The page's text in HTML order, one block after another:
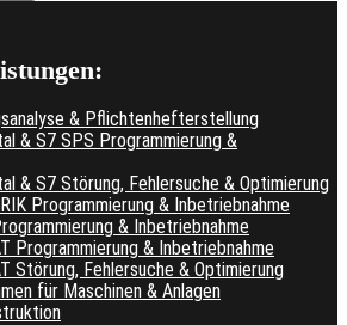
& Pflichtenhefterstellung
& S7 SPS Programmierung &
& S7 Störung, Fehlersuche & Optimierung
Programmierung & Inbetriebnahme
& Inbetriebnahme
Programmierung & Inbetriebnahme
Störung, Fehlersuche & Optimierung
für Maschinen & Anlagen